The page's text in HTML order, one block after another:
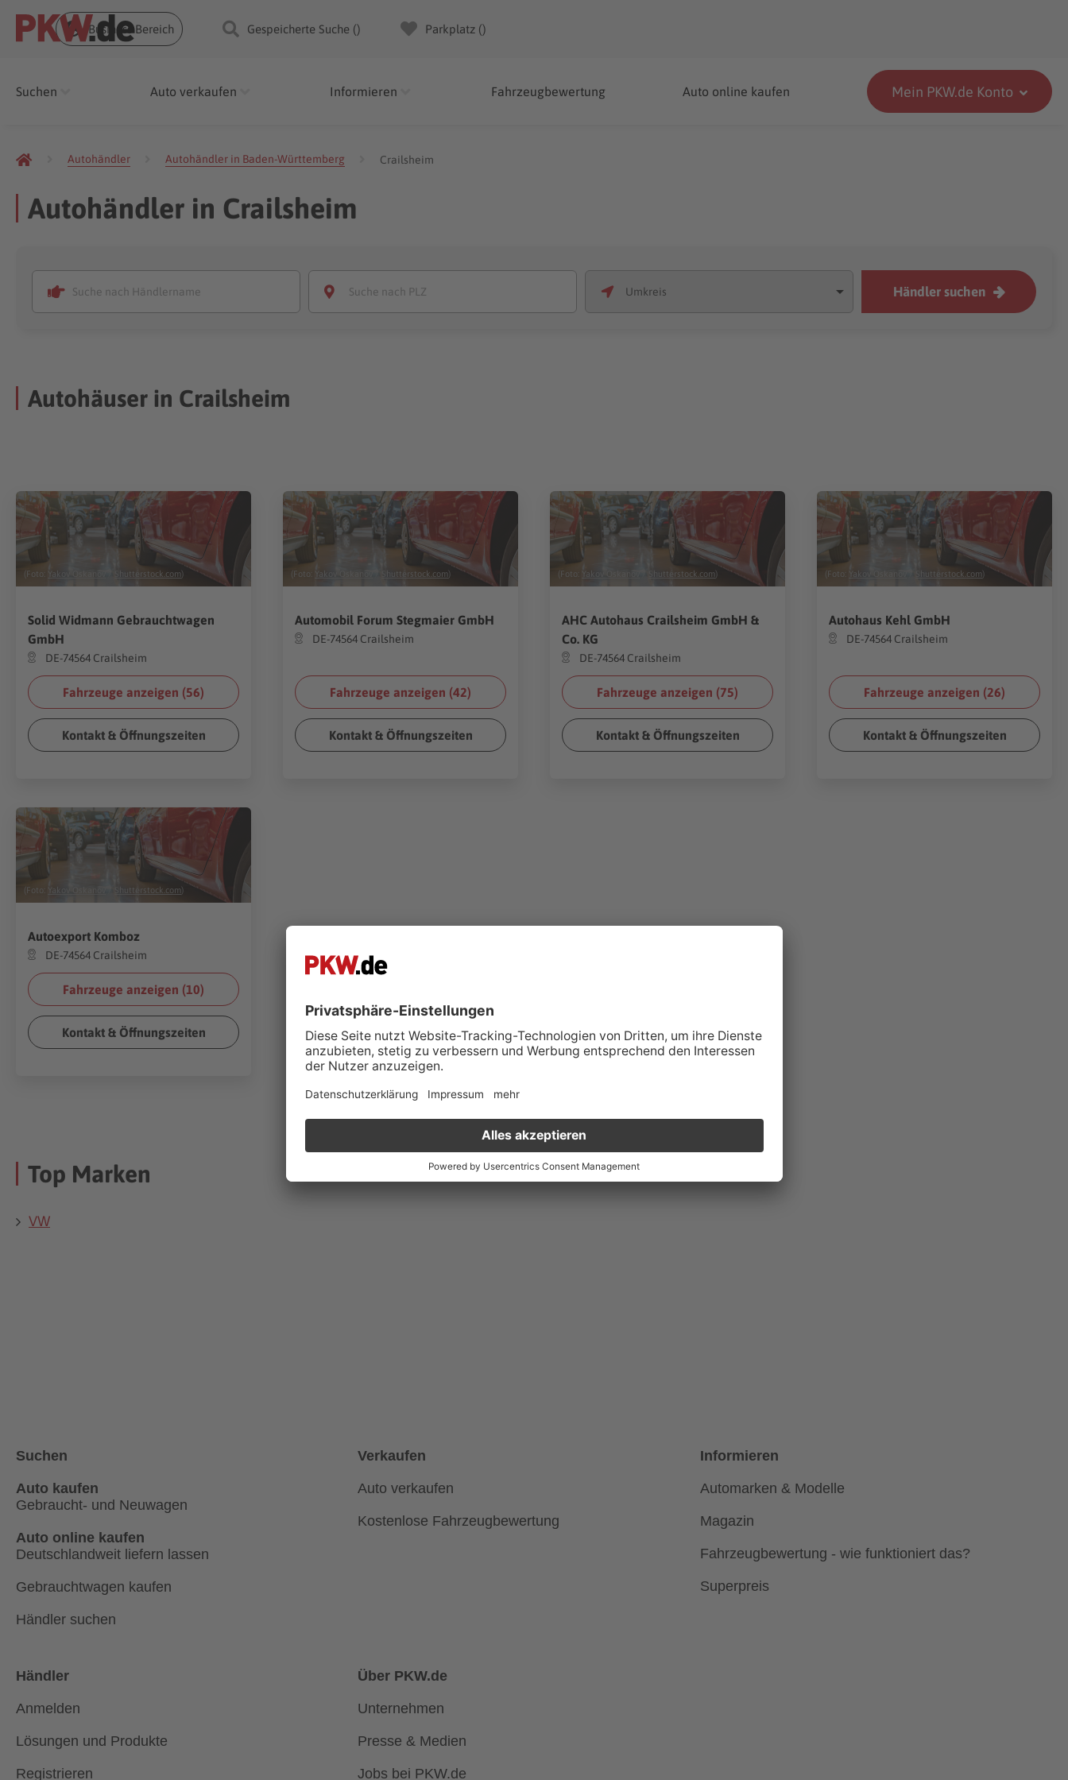
Business Bereich Gespeicherte Suche () Parkplatz ()
Suchen Auto verkaufen Informieren Fahrzeugbewertung Auto online kaufen Mein PKW.de Konto
Autohändler Autohändler in Baden-Württemberg Crailsheim
Autohändler in Crailsheim
Händler suchen
Autohäuser in Crailsheim
(Foto: Yakov Oskanov Shutterstock.com)
Solid Widmann Gebrauchtwagen
GmbH
DE-74564 Crailsheim
Fahrzeuge anzeigen (56)
Kontakt & Öffnungszeiten
(Foto: Yakov Oskanov Shutterstock.com)
Automobil Forum Stegmaier GmbH
DE-74564 Crailsheim
Fahrzeuge anzeigen (42)
Kontakt & Öffnungszeiten
(Foto: Yakov Oskanov Shutterstock.com)
AHC Autohaus Crailsheim GmbH &
Co. KG
DE-74564 Crailsheim
Fahrzeuge anzeigen (75)
Kontakt & Öffnungszeiten
(Foto: Yakov Oskanov Shutterstock.com)
Autohaus Kehl GmbH
DE-74564 Crailsheim
Fahrzeuge anzeigen (26)
Kontakt & Öffnungszeiten
(Foto: Yakov Oskanov Shutterstock.com)
Autoexport Komboz
DE-74564 Crailsheim
Fahrzeuge anzeigen (10)
Kontakt & Öffnungszeiten
Top Marken
VW
Suchen
Auto kaufen
Gebraucht- und Neuwagen
Auto online kaufen
Deutschlandweit liefern lassen
Gebrauchtwagen kaufen
Händler suchen
Verkaufen
Auto verkaufen
Kostenlose Fahrzeugbewertung
Informieren
Automarken & Modelle
Magazin
Fahrzeugbewertung - wie funktioniert das?
Superpreis
Händler
Anmelden
Lösungen und Produkte
Registrieren
Über PKW.de
Unternehmen
Presse & Medien
Jobs bei PKW.de